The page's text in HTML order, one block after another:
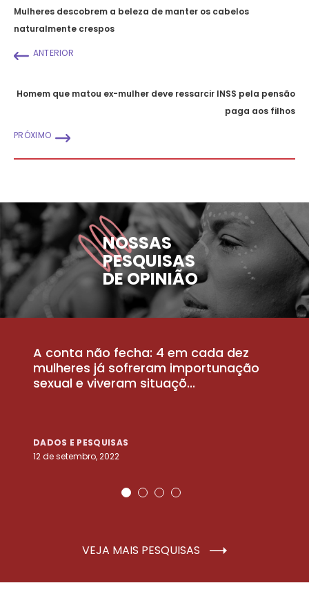
Mulheres descobrem a beleza de manter os cabelos
naturalmente crespos
ANTERIOR
Homem que matou ex-mulher deve ressarcir INSS pela pensão
paga aos filhos
PRÓXIMO
NOSSAS
PESQUISAS
DE OPINIÃO
A conta não fecha: 4 em cada dez
mulheres já sofreram importunação
sexual e viveram situaçõ...
DADOS E PESQUISAS
12 de setembro, 2022
VEJA MAIS PESQUISAS